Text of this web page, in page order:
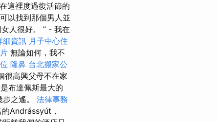
這裡度過復活節的
以找到那個男人並
人很好。 ” - 我在
細資訊 月子中心住
無論如何，我不
隆鼻 台北搬家公
很高興父母不在家
布達佩斯最大的
之遙。 法律事務
Andrássyút，